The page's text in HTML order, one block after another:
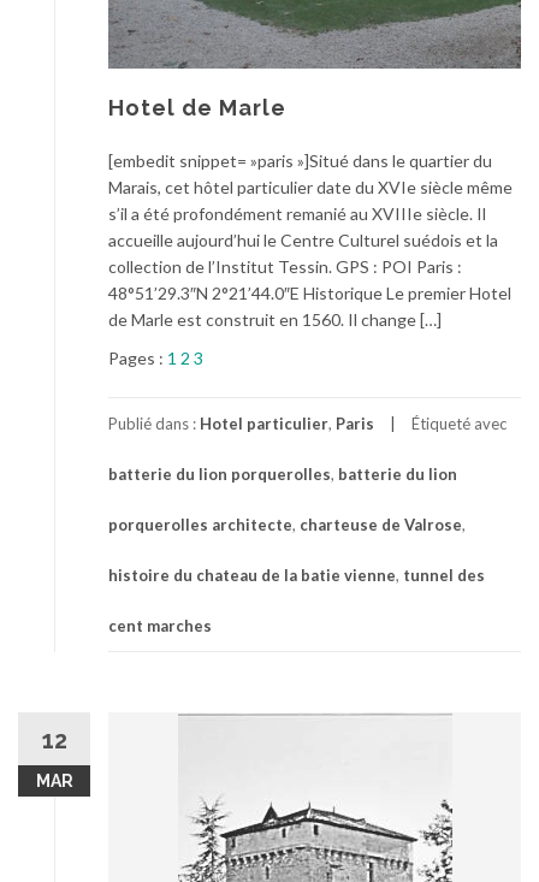
Hotel de Marle
[embedit snippet= »paris »]Situé dans le quartier du
Marais, cet hôtel particulier date du XVIe siècle même
s’il a été profondément remanié au XVIIIe siècle. Il
accueille aujourd’hui le Centre Culturel suédois et la
collection de l’Institut Tessin. GPS : POI Paris :
48°51’29.3″N 2°21’44.0″E Historique Le premier Hotel
de Marle est construit en 1560. Il change […]
Pages : 1 2 3
Publié dans : Hotel particulier, Paris Étiqueté avec
batterie du lion porquerolles, batterie du lion
porquerolles architecte, charteuse de Valrose,
histoire du chateau de la batie vienne, tunnel des
cent marches
12
MAR